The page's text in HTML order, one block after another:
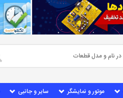
موتور و نمایشگر سایر و جانبی